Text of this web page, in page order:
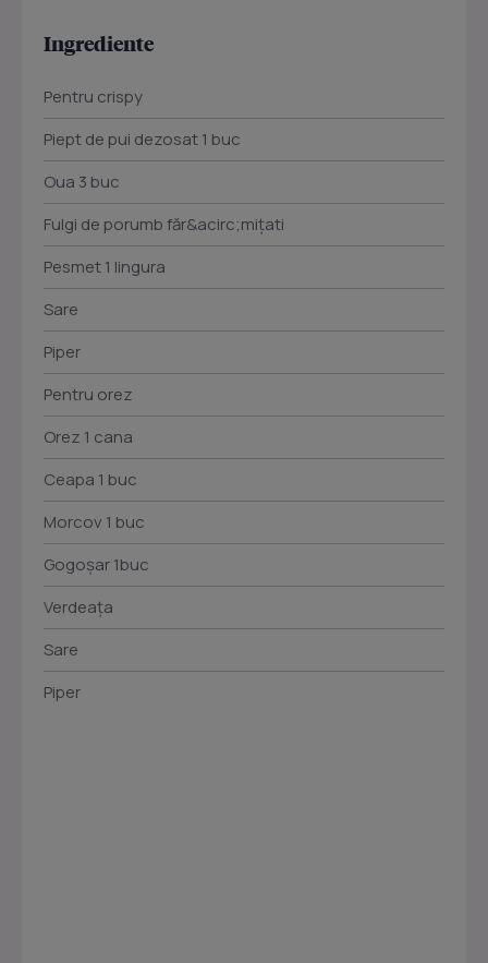
Ingrediente
Pentru crispy
Piept de pui dezosat 1 buc
Oua 3 buc
Fulgi de porumb făr&acirc;mițati
Pesmet 1 lingura
Sare
Piper
Pentru orez
Orez 1 cana
Ceapa 1 buc
Morcov 1 buc
Gogoșar 1buc
Verdeața
Sare
Piper